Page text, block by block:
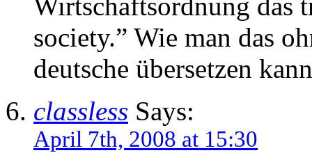
Wirtschaftsordnung das
society.” Wie man das
deutsche übersetzen
classless Says:
April 7th, 2008 at 15:30